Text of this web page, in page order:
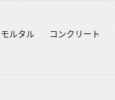
モルタル コンクリート